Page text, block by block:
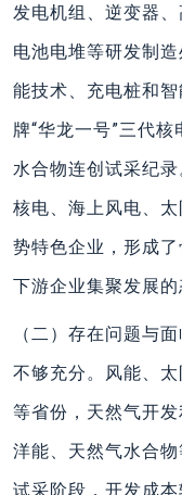
发电机组、逆变器
电池电堆等研发制
能技术、充电桩和
牌“华龙一号”三代
水合物连创试采纪
核电、海上风电、
势特色企业，形成
下游企业集聚发展的
（二）存在问题与
不够充分。风能、
等省份，天然气开
洋能、天然气水合物
试采阶段，开发成